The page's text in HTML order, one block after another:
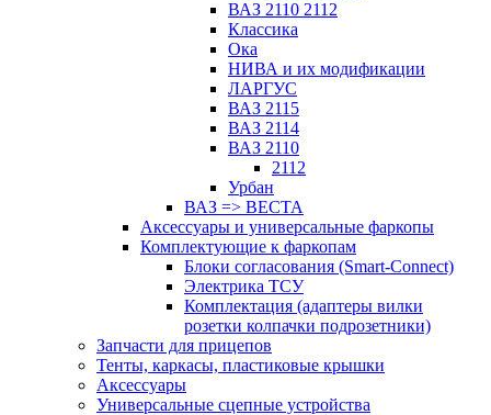
ВАЗ 2110 2112
Классика
Ока
НИВА и их модификации
ЛАРГУС
ВАЗ 2115
ВАЗ 2114
ВАЗ 2110
2112
Урбан
ВАЗ => ВЕСТА
Аксессуары и универсальные фаркопы
Комплектующие к фаркопам
Блоки согласования (Smart-Connect)
Электрика ТСУ
Комплектация (адаптеры вилки
розетки колпачки подрозетники)
Запчасти для прицепов
Тенты, каркасы, пластиковые крышки
Аксессуары
Универсальные сцепные устройства